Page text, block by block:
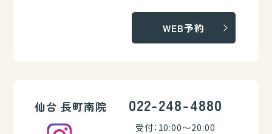
WEB予約
仙台 長町南院 022-248-4880
受付：10:00～20:00